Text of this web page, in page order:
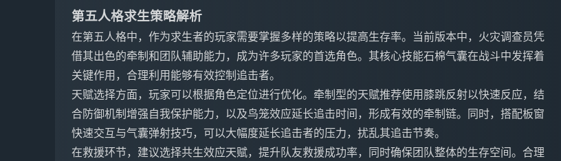
第五人格求生策略解析
在第五人格中，作为求生者的玩家需要掌握多样的策略以提高生存率。当前版本中，火灾调查员凭
借其出色的牵制和团队辅助能力，成为许多玩家的首选角色。其核心技能石棉气囊在战斗中发挥着
关键作用，合理利用能够有效控制追击者。
天赋选择方面，玩家可以根据角色定位进行优化。牵制型的天赋推荐使用膝跳反射以快速反应，结
合防御机制增强自我保护能力，以及鸟笼效应延长追击时间，形成有效的牵制链。同时，搭配板窗
快速交互与气囊弹射技巧，可以大幅度延长追击者的压力，扰乱其追击节奏。
在救援环节，建议选择共生效应天赋，提升队友救援成功率，同时确保团队整体的生存空间。合理